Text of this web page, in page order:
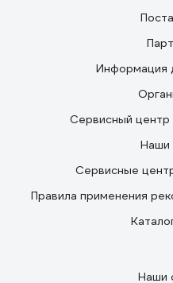
Информация
Сервисный
Наши
Сервисные
Правила применения
Наши